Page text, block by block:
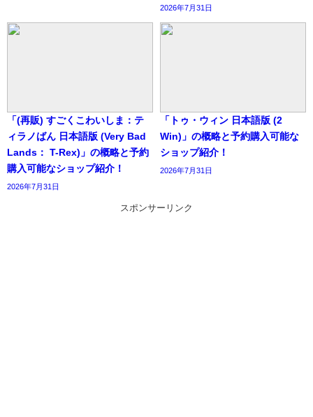
2026年7月31日
「(再販) すごくこわいしま：テ
ィラノばん 日本語版 (Very Bad
Lands： T-Rex)」の概略と予約
購入可能なショップ紹介！
2026年7月31日
「トゥ・ウィン 日本語版 (2
Win)」の概略と予約購入可能な
ショップ紹介！
2026年7月31日
スポンサーリンク